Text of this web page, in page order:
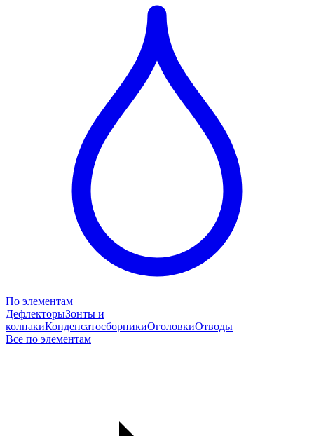
По элементам
ДефлекторыЗонты и
колпакиКонденсатосборникиОголовкиОтводы
Все по элементам